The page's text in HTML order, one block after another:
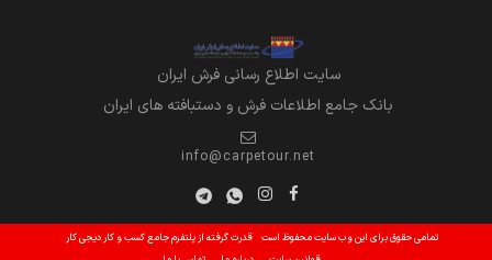
سايت اطلاع رساني فرش ايران
بانک جامع اطلاعات فرش و دستبافته های ایران
info@carpetour.net
تمامی حقوق برای این وب سایت محفوظ است قدرت گرفته از پلتفرم جامع کسب و کار دیجی کار